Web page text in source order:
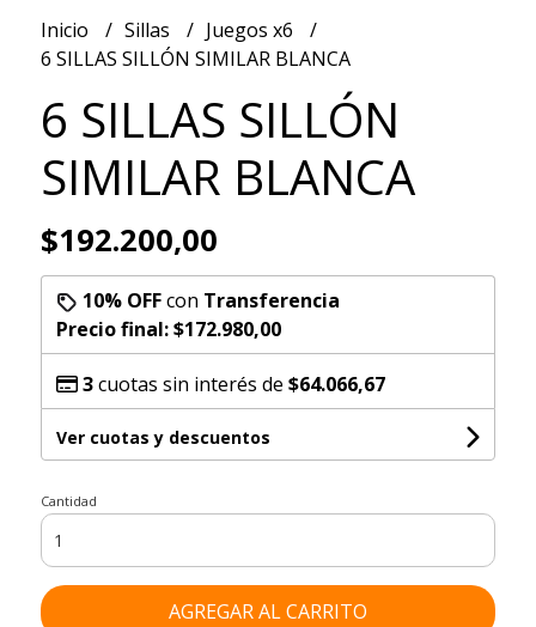
Inicio Sillas
Juegos x6
6 SILLAS SILLÓN SIMILAR BLANCA
6 SILLAS SILLÓN
SIMILAR BLANCA
$192.200,00
10% OFFcon Transferencia
Precio final:$172.980,00
3cuotas sin interés de $64.066,67
Ver cuotas y descuentos
Cantidad
AGREGAR AL CARRITO